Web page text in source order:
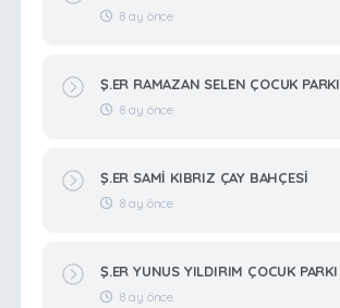
8 ay önce
Ş.ER RAMAZAN SELEN ÇOCUK PARKI
8 ay önce
Ş.ER SAMİ KIBRIZ ÇAY BAHÇESİ
8 ay önce
Ş.ER YUNUS YILDIRIM ÇOCUK PARKI
8 ay önce